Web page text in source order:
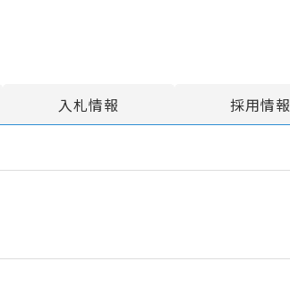
入札情報 採用情報